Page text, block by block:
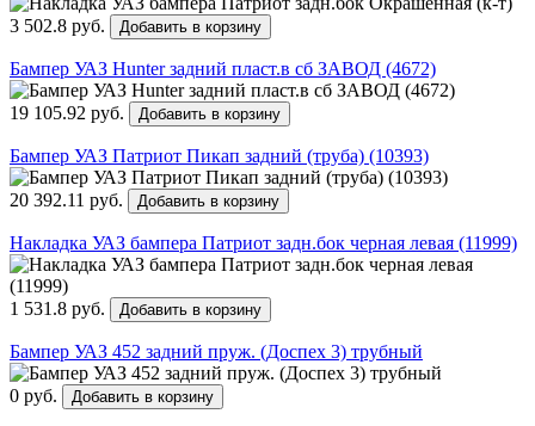
3 502.8 руб. Добавить в корзину
Бампер УАЗ Hunter задний пласт.в сб ЗАВОД (4672)
19 105.92 руб. Добавить в корзину
Бампер УАЗ Патриот Пикап задний (труба) (10393)
20 392.11 руб. Добавить в корзину
Накладка УАЗ бампера Патриот задн.бок черная левая (11999)
1 531.8 руб. Добавить в корзину
Бампер УАЗ 452 задний пруж. (Доспех 3) трубный
0 руб. Добавить в корзину